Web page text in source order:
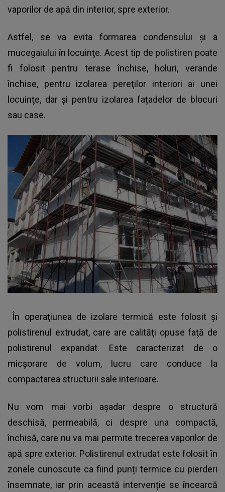
vaporilor de apă din interior, spre exterior.
Astfel, se va evita formarea condensului şi a
mucegaiului în locuinţe. Acest tip de polistiren poate
fi folosit pentru terase închise, holuri, verande
închise, pentru izolarea pereţilor interiori ai unei
locuinţe, dar şi pentru izolarea fațadelor de blocuri
sau case.
În operaţiunea de izolare termică este folosit şi
polistirenul extrudat, care are calităţi opuse faţă de
polistirenul expandat. Este caracterizat de o
micșorare de volum, lucru care conduce la
compactarea structurii sale interioare.
Nu vom mai vorbi așadar despre o structură
deschisă, permeabilă, ci despre una compactă,
închisă, care nu va mai permite trecerea vaporilor de
apă spre exterior. Polistirenul extrudat este folosit în
zonele cunoscute ca fiind punți termice cu pierderi
însemnate, iar prin această intervenție se încearcă